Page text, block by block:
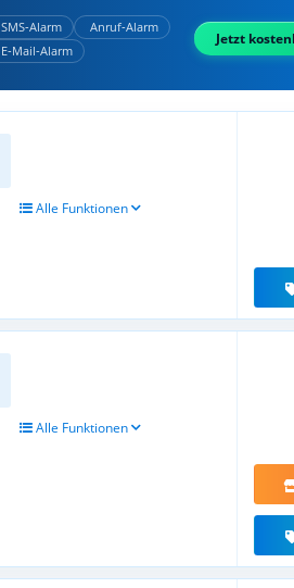
SMS‑Alarm
Anruf‑Alarm
E‑Mail‑Alarm
Jetzt
Alle Funktionen
Alle Funktionen